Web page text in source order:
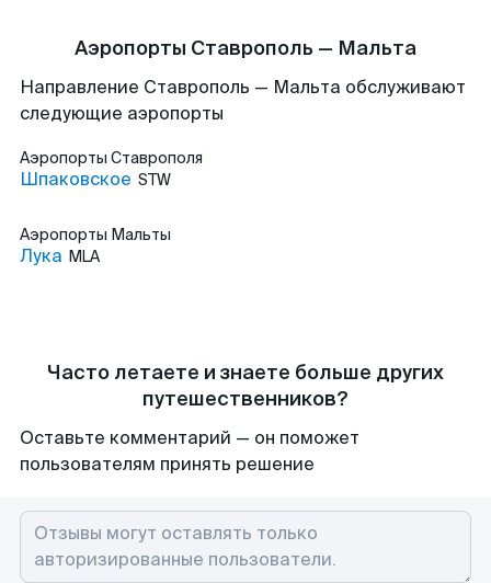
Аэропорты Ставрополь — Мальта
Направление Ставрополь — Мальта обслуживают
следующие аэропорты
Аэропорты Ставрополя
Шпаковское STW
Аэропорты Мальты
Лука MLA
Часто летаете и знаете больше других
путешественников?
Оставьте комментарий — он поможет
пользователям принять решение